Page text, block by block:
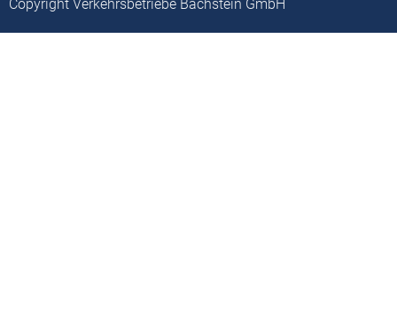
Copyright Verkehrsbetriebe Bachstein GmbH